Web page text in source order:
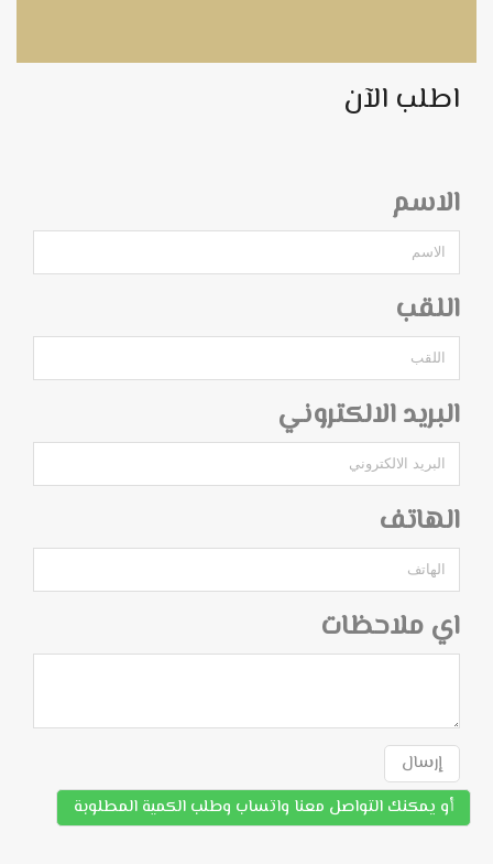
اطلب الآن
الاسم
اللقب
البريد الالكتروني
الهاتف
اي ملاحظات
إرسال
أو يمكنك التواصل معنا واتساب وطلب الكمية المطلوبة